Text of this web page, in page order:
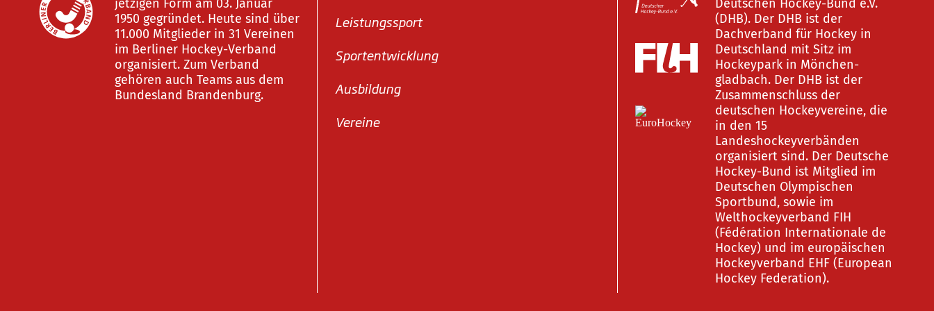
jetzigen Form am 03. Januar
1950 gegründet. Heute sind über
11.000 Mitglieder in 31 Vereinen
im Berliner Hockey-Verband
organisiert. Zum Verband
gehören auch Teams aus dem
Bundesland Brandenburg.
Leistungssport
Sportentwicklung
Ausbildung
Vereine
Deutschen Hockey-Bund e.V.
(DHB). Der DHB ist der
Dachverband für Hockey in
Deutschland mit Sitz im
Hockeypark in Mönchen-
gladbach. Der DHB ist der
Zusammenschluss der
deutschen Hockeyvereine, die
in den 15
Landeshockeyverbänden
organisiert sind. Der Deutsche
Hockey-Bund ist Mitglied im
Deutschen Olympischen
Sportbund, sowie im
Welthockeyverband FIH
(Fédération Internationale de
Hockey) und im europäischen
Hockeyverband EHF (European
Hockey Federation).